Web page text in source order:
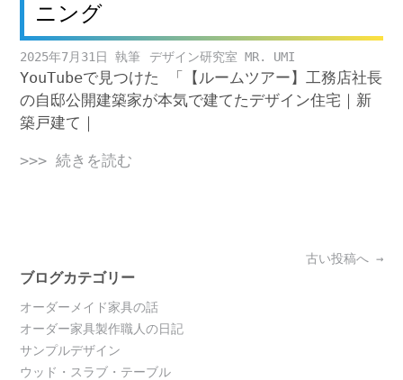
ニング
2025年7月31日 デザイン研究室 MR. UMI
YouTubeで見つけた 「【ルームツアー】工務店社長
の自邸公開建築家が本気で建てたデザイン住宅｜新
築戸建て｜
>>> 続きを読む
navigation
古い投稿へ →
ブログカテゴリー
オーダーメイド家具の話
オーダー家具製作職人の日記
サンプルデザイン
ウッド・スラブ・テーブル